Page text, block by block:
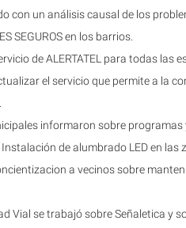
con un análisis causal de los
SEGUROS en los barrios.
de ALERTATEL para todas las
el servicio que permite a la
informaron sobre
de alumbrado LED en las
a vecinos sobre
Vial se trabajó sobre Señaletica y